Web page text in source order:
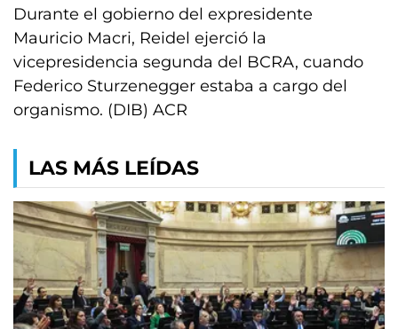
Durante el gobierno del expresidente
Mauricio Macri, Reidel ejerció la
vicepresidencia segunda del BCRA, cuando
Federico Sturzenegger estaba a cargo del
organismo. (DIB) ACR
LAS MÁS LEÍDAS